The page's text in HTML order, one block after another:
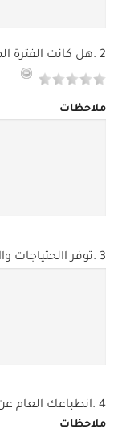
2 .هل كانت الفترة المحددة في وصف الداء العمل كافية؟
ملاحظات
3 .توفر االحتياجات واالدوات الالزمة الداء العمل
4 .انطباعك العام عن هذه الفرصة التطوعية
ملاحظات